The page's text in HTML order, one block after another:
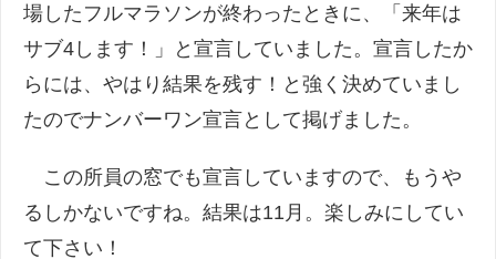
場したフルマラソンが終わったときに、「来年は
サブ4します！」と宣言していました。宣言したか
らには、やはり結果を残す！と強く決めていまし
たのでナンバーワン宣言として掲げました。
この所員の窓でも宣言していますので、もうや
るしかないですね。結果は11月。楽しみにしてい
て下さい！